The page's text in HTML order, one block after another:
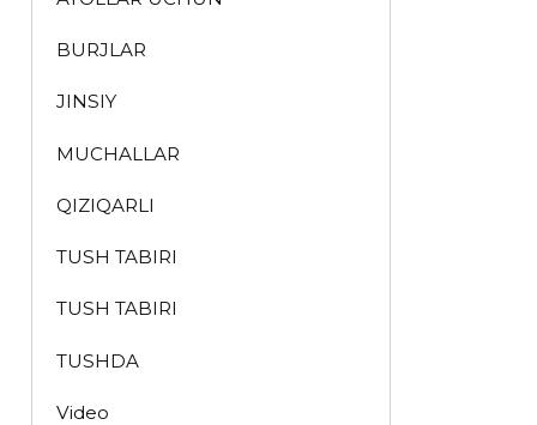
BURJLAR
JINSIY
MUCHALLAR
QIZIQARLI
TUSH TABIRI
TUSH TABIRI
TUSHDA
Video